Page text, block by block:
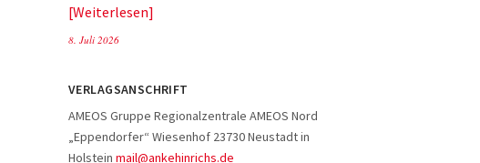
Weiterlesen
8. Juli 2026
VERLAGSANSCHRIFT
AMEOS Gruppe Regionalzentrale AMEOS Nord
„Eppendorfer“ Wiesenhof 23730 Neustadt in
Holstein mail@ankehinrichs.de